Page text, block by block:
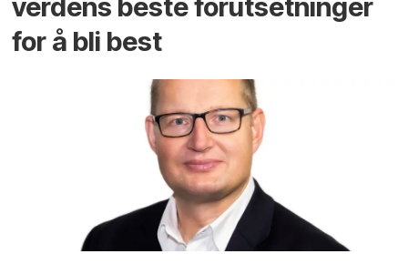
verdens beste forutsetninger
for å bli best